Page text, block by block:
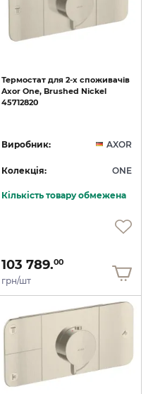
Термостат для 2-х споживачів
Axor One, Brushed Nickel
45712820
Виробник: AXOR
Колекція: ONE
Кількість товару обмежена
103 789.00
грн/шт